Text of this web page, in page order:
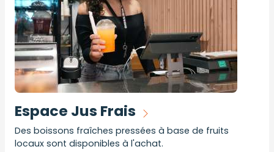
Espace Jus Frais
Des boissons fraîches pressées à base de fruits
locaux sont disponibles à l'achat.